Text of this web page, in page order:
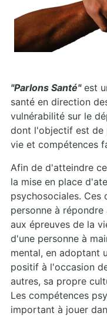
"Parlons Santé"est
santé en direction
vulnérabilité sur le
dont l'objectif est de
vie et compétences
Afin de d'atteindre
la mise en place
psychosociales. Ces
personne à
aux épreuves de la
d'une personne à
mental, en adoptant
positif à l'occasion
autres, sa propre
Les compétences
important à jouer